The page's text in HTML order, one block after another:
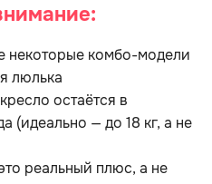
некоторые комбо-модели
люлька
остаётся в
(идеально — до 18 кг, а не
реальный плюс, а не